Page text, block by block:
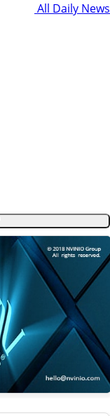
All Daily News